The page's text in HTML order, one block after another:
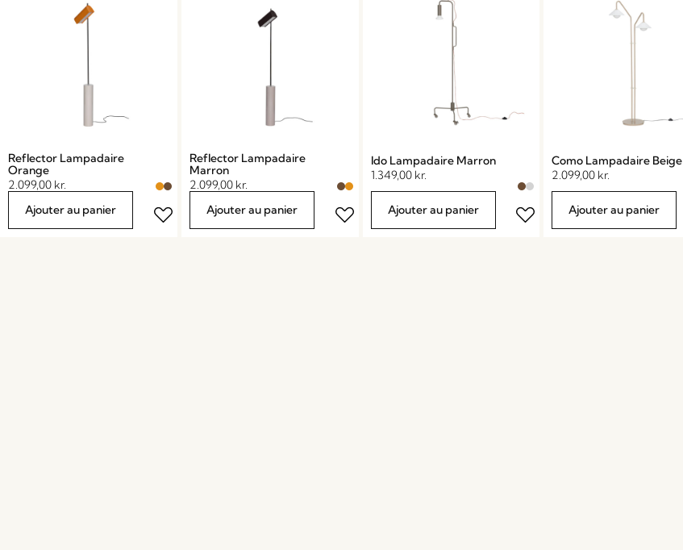
Reflector Lampadaire
Orange
2.099,00 kr.
Ajouter au panier
Reflector Lampadaire
Marron
2.099,00 kr.
Ajouter au panier
Ido Lampadaire Marron
1.349,00 kr.
Ajouter au panier
Como Lampadaire Beige
2.099,00 kr.
Ajouter au panier